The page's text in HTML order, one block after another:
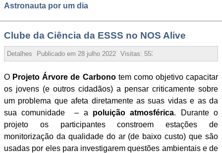
Astronauta por um dia
Clube da Ciência da ESSS no NOS Alive
Detalhes Publicado em 28 julho 2022 Visitas: 55352
O Projeto Árvore de Carbonotem como objetivo capacitar
os jovens (e outros cidadãos) a pensar criticamente sobre
um problema que afeta diretamente as suas vidas e as da
sua comunidade
– a poluição atmosférica. Durante o
projeto os participantes constroem estações de
monitorização da qualidade do ar (de baixo custo) que são
usadas por eles para investigarem questões ambientais e de